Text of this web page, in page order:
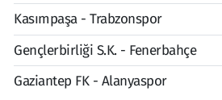
Kasımpaşa - Trabzonspor
Gençlerbirliği S.K. - Fenerbahçe
Gaziantep FK - Alanyaspor